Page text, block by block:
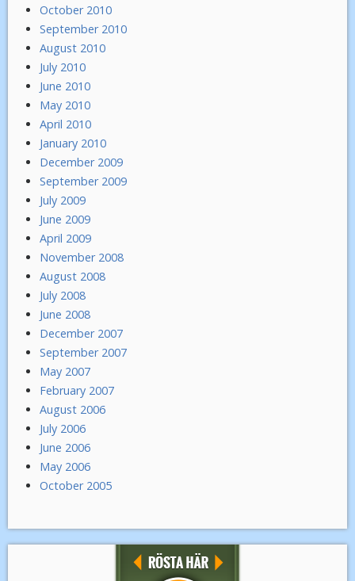
October 2010
September 2010
August 2010
July 2010
June 2010
May 2010
April 2010
January 2010
December 2009
September 2009
July 2009
June 2009
April 2009
November 2008
August 2008
July 2008
June 2008
December 2007
September 2007
May 2007
February 2007
August 2006
July 2006
June 2006
May 2006
October 2005